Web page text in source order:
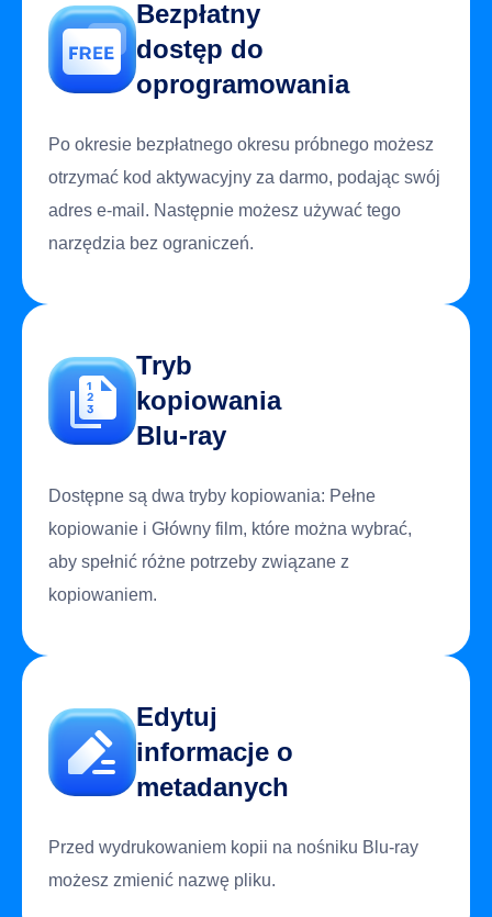
Bezpłatny
dostęp do
oprogramowania
Po okresie bezpłatnego okresu próbnego możesz
otrzymać kod aktywacyjny za darmo, podając swój
adres e-mail. Następnie możesz używać tego
narzędzia bez ograniczeń.
Tryb
kopiowania
Blu-ray
Dostępne są dwa tryby kopiowania: Pełne
kopiowanie i Główny film, które można wybrać,
aby spełnić różne potrzeby związane z
kopiowaniem.
Edytuj
informacje o
metadanych
Przed wydrukowaniem kopii na nośniku Blu-ray
możesz zmienić nazwę pliku.